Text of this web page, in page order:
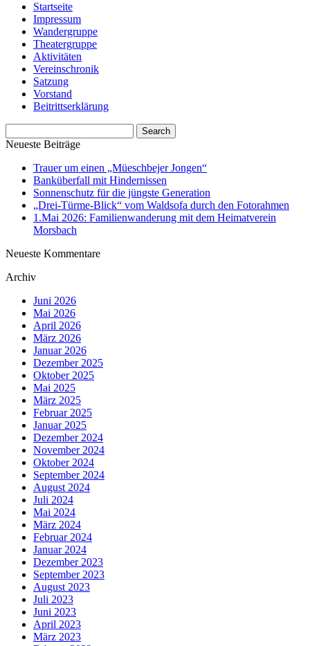
Startseite
Impressum
Wandergruppe
Theatergruppe
Aktivitäten
Vereinschronik
Satzung
Vorstand
Beitrittserklärung
Neueste Beiträge
Trauer um einen „Müeschbejer Jongen“
Banküberfall mit Hindernissen
Sonnenschutz für die jüngste Generation
„Drei-Türme-Blick“ vom Waldsofa durch den Fotorahmen
1.Mai 2026: Familienwanderung mit dem Heimatverein
Morsbach
Neueste Kommentare
Archiv
Juni 2026
Mai 2026
April 2026
März 2026
Januar 2026
Dezember 2025
Oktober 2025
Mai 2025
März 2025
Februar 2025
Januar 2025
Dezember 2024
November 2024
Oktober 2024
September 2024
August 2024
Juli 2024
Mai 2024
März 2024
Februar 2024
Januar 2024
Dezember 2023
September 2023
August 2023
Juli 2023
Juni 2023
April 2023
März 2023